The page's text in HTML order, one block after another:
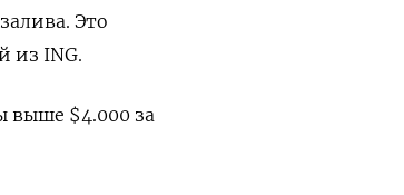
Это
из ING.
выше $4.000 за